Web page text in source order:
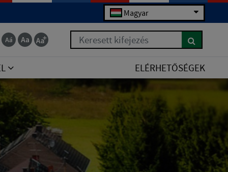
Magyar
Keresett kifejezés
ELÉRHETŐSÉGEK